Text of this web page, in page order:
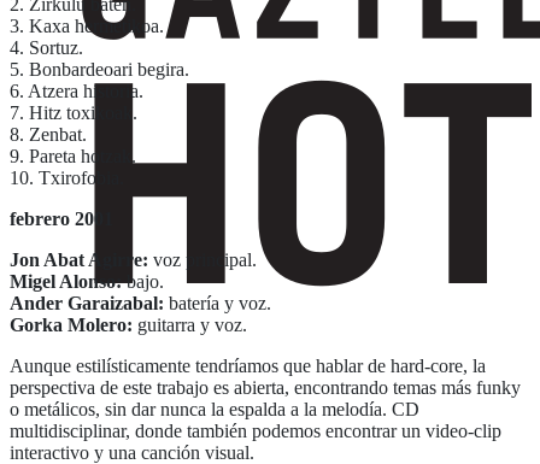
3. Kaxa hermetikoa.
4. Sortuz.
5. Bonbardeoari begira.
6. Atzera historia.
7. Hitz toxikoak.
8. Zenbat.
9. Pareta hotzak.
10. Txirofobia.
febrero 2001
Jon Abat Agirre: voz principal.
Migel Alonso:bajo.
Ander Garaizabal: batería y voz.
Gorka Molero: guitarra y voz.
Aunque estilísticamente tendríamos que hablar de hard-core, la
perspectiva de este trabajo es abierta, encontrando temas más funky
o metálicos, sin dar nunca la espalda a la melodía. CD
multidisciplinar, donde también podemos encontrar un video-clip
interactivo y una canción visual.